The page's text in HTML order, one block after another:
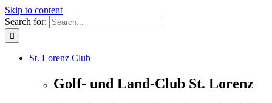
Skip to content
Search for:
St. Lorenz Club
Golf- und Land-Club St. Lorenz